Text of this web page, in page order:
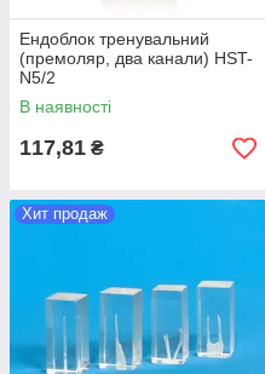
Ендоблок тренувальний
(премоляр, два канали) HST-
N5/2
В наявності
117,81 ₴
Хит продаж